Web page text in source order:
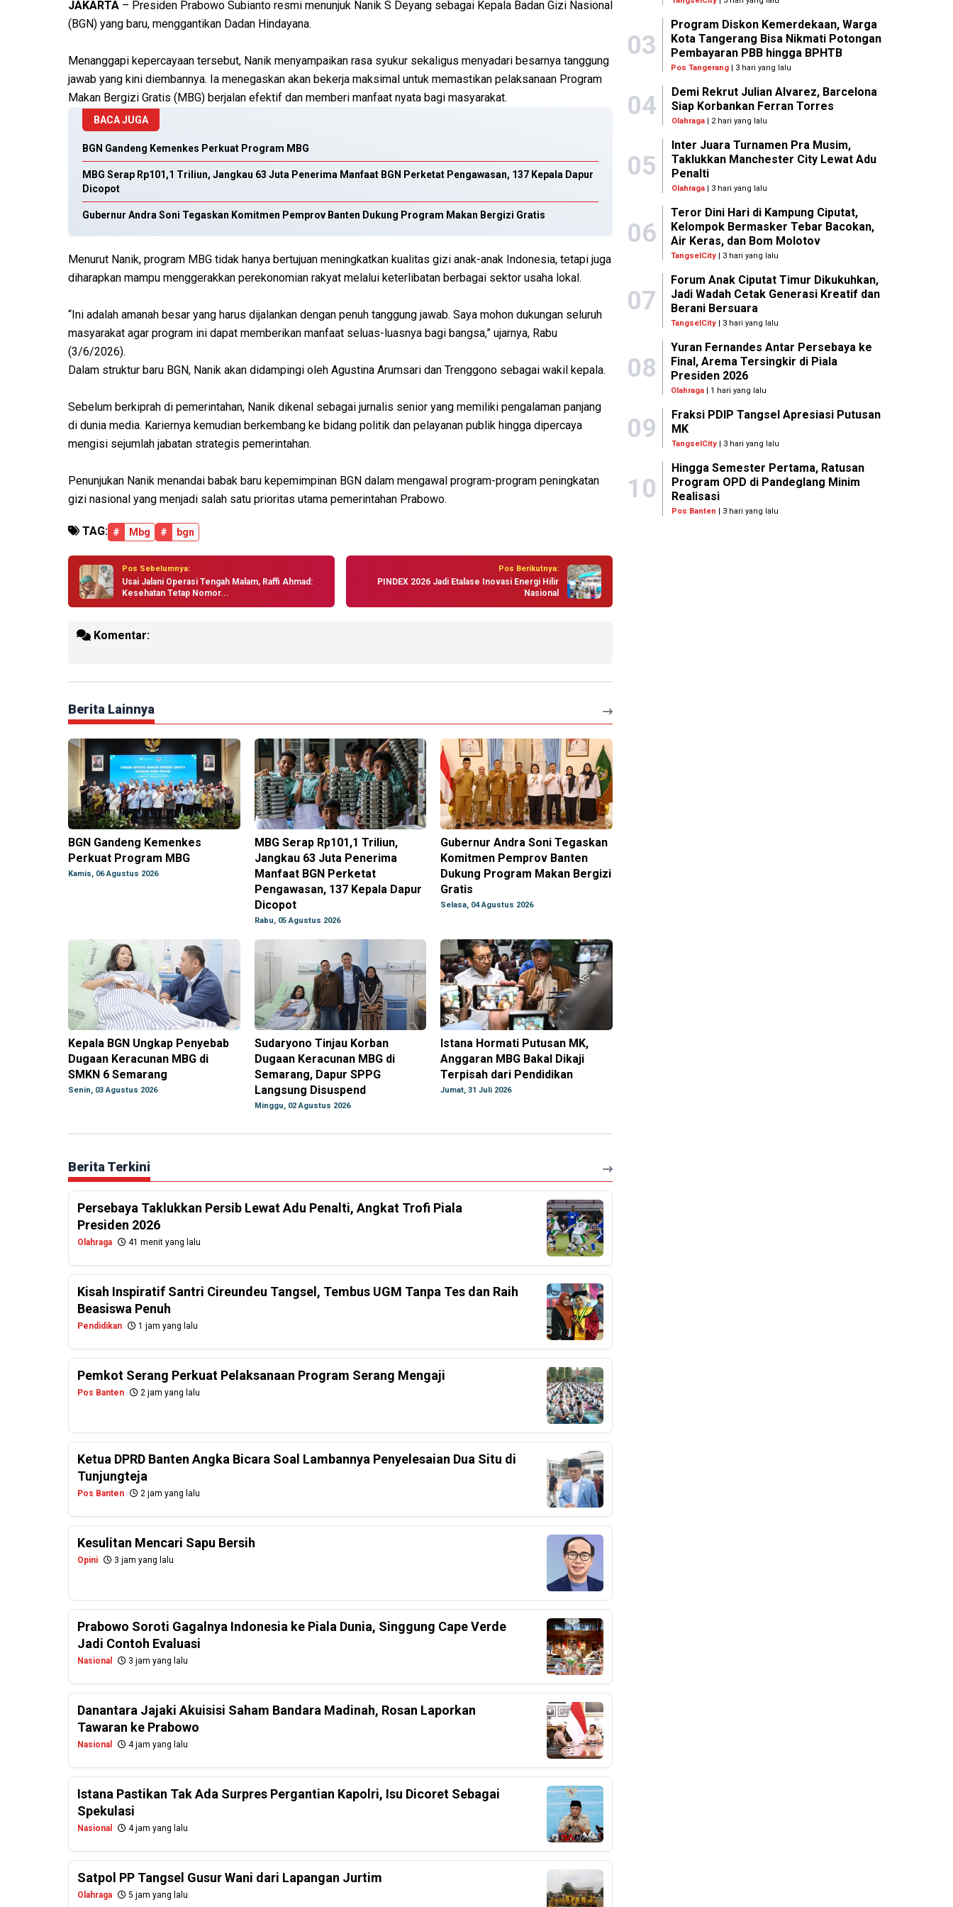
JAKARTA – Presiden Prabowo Subianto resmi menunjuk Nanik S Deyang sebagai Kepala Badan Gizi Nasional
(BGN) yang baru, menggantikan Dadan Hindayana.
Menanggapi kepercayaan tersebut, Nanik menyampaikan rasa syukur sekaligus menyadari besarnya tanggung
jawab yang kini diembannya. Ia menegaskan akan bekerja maksimal untuk memastikan pelaksanaan Program
Makan Bergizi Gratis (MBG) berjalan efektif dan memberi manfaat nyata bagi masyarakat.
BACA JUGA
BGN Gandeng Kemenkes Perkuat Program MBG
MBG Serap Rp101,1 Triliun, Jangkau 63 Juta Penerima Manfaat BGN Perketat Pengawasan, 137 Kepala Dapur
Dicopot
Gubernur Andra Soni Tegaskan Komitmen Pemprov Banten Dukung Program Makan Bergizi Gratis
Menurut Nanik, program MBG tidak hanya bertujuan meningkatkan kualitas gizi anak-anak Indonesia, tetapi juga
diharapkan mampu menggerakkan perekonomian rakyat melalui keterlibatan berbagai sektor usaha lokal.
“Ini adalah amanah besar yang harus dijalankan dengan penuh tanggung jawab. Saya mohon dukungan seluruh
masyarakat agar program ini dapat memberikan manfaat seluas-luasnya bagi bangsa,” ujarnya, Rabu
(3/6/2026).
Dalam struktur baru BGN, Nanik akan didampingi oleh Agustina Arumsari dan Trenggono sebagai wakil kepala.
Sebelum berkiprah di pemerintahan, Nanik dikenal sebagai jurnalis senior yang memiliki pengalaman panjang
di dunia media. Kariernya kemudian berkembang ke bidang politik dan pelayanan publik hingga dipercaya
mengisi sejumlah jabatan strategis pemerintahan.
Penunjukan Nanik menandai babak baru kepemimpinan BGN dalam mengawal program-program peningkatan
gizi nasional yang menjadi salah satu prioritas utama pemerintahan Prabowo.
TAG: # Mbg # bgn
Pos Sebelumnya:
Usai Jalani Operasi Tengah Malam, Raffi Ahmad:
Kesehatan Tetap Nomor...
Pos Berikutnya:
PINDEX 2026 Jadi Etalase Inovasi Energi Hilir
Nasional
Komentar:
Berita Lainnya
BGN Gandeng Kemenkes
Perkuat Program MBG
Kamis, 06 Agustus 2026
MBG Serap Rp101,1 Triliun,
Jangkau 63 Juta Penerima
Manfaat BGN Perketat
Pengawasan, 137 Kepala Dapur
Dicopot
Rabu, 05 Agustus 2026
Gubernur Andra Soni Tegaskan
Komitmen Pemprov Banten
Dukung Program Makan Bergizi
Gratis
Selasa, 04 Agustus 2026
Kepala BGN Ungkap Penyebab
Dugaan Keracunan MBG di
SMKN 6 Semarang
Senin, 03 Agustus 2026
Sudaryono Tinjau Korban
Dugaan Keracunan MBG di
Semarang, Dapur SPPG
Langsung Disuspend
Minggu, 02 Agustus 2026
Istana Hormati Putusan MK,
Anggaran MBG Bakal Dikaji
Terpisah dari Pendidikan
Jumat, 31 Juli 2026
Berita Terkini
Persebaya Taklukkan Persib Lewat Adu Penalti, Angkat Trofi Piala
Presiden 2026
Olahraga 41 menit yang lalu
Kisah Inspiratif Santri Cireundeu Tangsel, Tembus UGM Tanpa Tes dan Raih
Beasiswa Penuh
Pendidikan 1 jam yang lalu
Pemkot Serang Perkuat Pelaksanaan Program Serang Mengaji
Pos Banten 2 jam yang lalu
Ketua DPRD Banten Angka Bicara Soal Lambannya Penyelesaian Dua Situ di
Tunjungteja
Pos Banten 2 jam yang lalu
Kesulitan Mencari Sapu Bersih
Opini 3 jam yang lalu
Prabowo Soroti Gagalnya Indonesia ke Piala Dunia, Singgung Cape Verde
Jadi Contoh Evaluasi
Nasional 3 jam yang lalu
Danantara Jajaki Akuisisi Saham Bandara Madinah, Rosan Laporkan
Tawaran ke Prabowo
Nasional 4 jam yang lalu
Istana Pastikan Tak Ada Surpres Pergantian Kapolri, Isu Dicoret Sebagai
Spekulasi
Nasional 4 jam yang lalu
Satpol PP Tangsel Gusur Wani dari Lapangan Jurtim
Olahraga 5 jam yang lalu
03
Program Diskon Kemerdekaan, Warga
Kota Tangerang Bisa Nikmati Potongan
Pembayaran PBB hingga BPHTB
Pos Tangerang | 3 hari yang lalu
04
Demi Rekrut Julian Alvarez, Barcelona
Siap Korbankan Ferran Torres
Olahraga| 2 hari yang lalu
05
Inter Juara Turnamen Pra Musim,
Taklukkan Manchester City Lewat Adu
Penalti
Olahraga| 3 hari yang lalu
06
Teror Dini Hari di Kampung Ciputat,
Kelompok Bermasker Tebar Bacokan,
Air Keras, dan Bom Molotov
TangselCity | 3 hari yang lalu
07
Forum Anak Ciputat Timur Dikukuhkan,
Jadi Wadah Cetak Generasi Kreatif dan
Berani Bersuara
TangselCity | 3 hari yang lalu
08
Yuran Fernandes Antar Persebaya ke
Final, Arema Tersingkir di Piala
Presiden 2026
Olahraga | 1 hari yang lalu
09
Fraksi PDIP Tangsel Apresiasi Putusan
MK
TangselCity| 3 hari yang lalu
10
Hingga Semester Pertama, Ratusan
Program OPD di Pandeglang Minim
Realisasi
Pos Banten | 3 hari yang lalu